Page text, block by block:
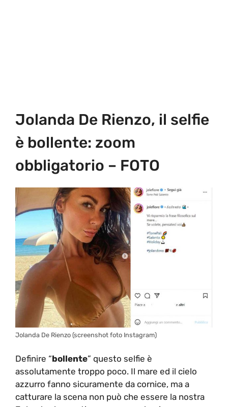
Jolanda De Rienzo, il selfie
è bollente: zoom
obbligatorio – FOTO
Jolanda De Rienzo (screenshot foto Instagram)
Definire “bollente” questo selfie è
assolutamente troppo poco. Il mare ed il cielo
azzurro fanno sicuramente da cornice, ma a
catturare la scena non può che essere la nostra